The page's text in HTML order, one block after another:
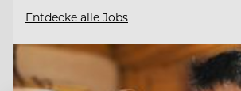
Entdecke alle Jobs